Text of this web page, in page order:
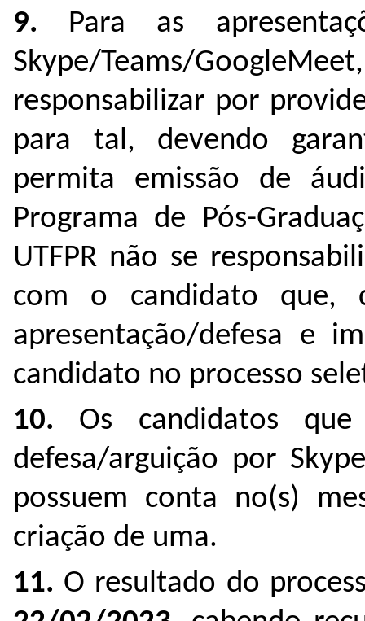
9. Para as
Skype/Teams/
responsabilizar por
para tal, devendo
permita emissão de
Programa de Pós-
UTFPR não se
com o candidato que,
apresentação/defesa e
candidato no processo
10. Os candidatos
defesa/arguição por
possuem conta no(s)
criação de uma.
11. O resultado do